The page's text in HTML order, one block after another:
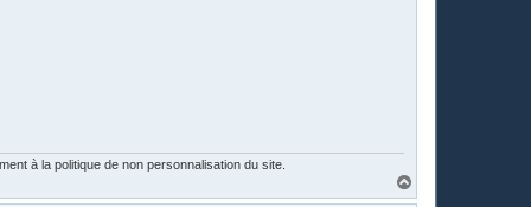
à la politique de non personnalisation du site.
a